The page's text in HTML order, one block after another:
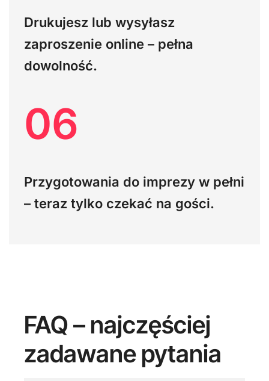
Drukujesz lub wysyłasz
zaproszenie online – pełna
dowolność.
06
Przygotowania do imprezy w pełni
– teraz tylko czekać na gości.
FAQ – najczęściej
zadawane pytania